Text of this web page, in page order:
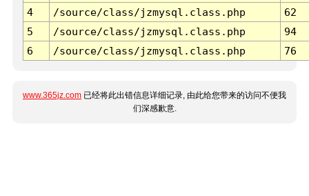
4
/source/class/jzmysql.class.php
62
5
/source/class/jzmysql.class.php
94
6
/source/class/jzmysql.class.php 76
www.365jz.com 已经将此出错信息详细记录, 由此给您带来的访问不便我
们深感歉意.